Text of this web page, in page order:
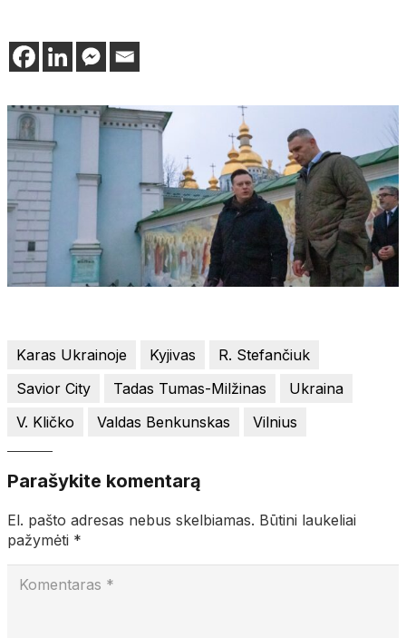
Karas Ukrainoje Kyjivas
R. Stefančiuk
Savior City
Tadas Tumas-Milžinas
Ukraina
V. Kličko
Valdas Benkunskas Vilnius
Parašykite komentarą
El. pašto adresas nebus skelbiamas. Būtini laukeliai
pažymėti *